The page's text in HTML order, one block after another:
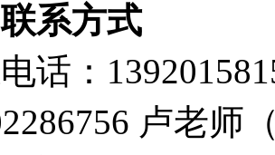
系方式
话：
卢老师